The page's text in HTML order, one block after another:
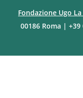
Fondazione Ugo
00186 Roma | +39